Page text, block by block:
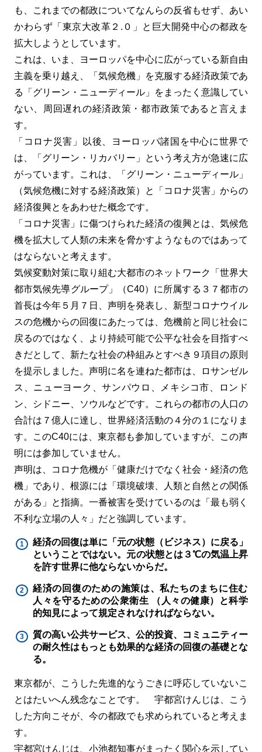
も、これまでの都政についてなんらの反省もせず、あい
かわらず「東京大改革２.０」と巨大開発中心の都政を
拡大しようとしています。
これは、いま、ヨーロッパを中心に広がっている新自由
主義を乗り越え、「気候危機」を克服する経済政策であ
る「グリーン・ニューディール」をまったく意識してい
ない、周回遅れの経済政策・都市政策であると言えま
す。
「コロナ災害」以後、ヨーロッパ諸国を中心に世界で
は、「グリーン・リカバリー」という考え方が急速に広
がっています。これは、「グリーン・ニューディール」
（気候危機に対する経済政策）と「コロナ災害」からの
経済復興とをあわせた概念です。
「コロナ災害」に傷つけられた経済の復興とは、気候危
機を拡大して人類の未来を脅かすようなものではあって
はならないと考えます。
気候変動対策に取り組む大都市のネットワーク「世界大
都市気候先導グループ」（C40）に所属する３７都市の
首長は今年５月７日、声明を発表し、新型コロナウイル
スの危機からの回復にあたっては、危機前と同じ社会に
戻るのではなく、より持続可能で公平な社会を目指すべ
きだとして、新たな社会の枠組みとすべき９項目の原則
を提示しました。声明に名を連ねた都市は、ロサンゼル
ス、ニューヨーク、サンパウロ、メキシコ市、ロンド
ン、シドニー、ソウルなどです。これらの都市の人口の
合計は７億人に達し、世界経済活動の４分の１になりま
す。このC40には、東京都も参加していますが、この声
明には参加していません。
声明は、コロナ危機が「健康だけでなく社会・経済の危
機」であり、根源には「環境破壊、人類と自然との関係
がある」と指摘。一番被害を受けているのは「最も弱く
不利な立場の人々」だと強調しています。
経済の回復は単に「元の状態（ビジネス）に戻る」
ということではない。元の状態とは３℃の気温上昇
を許す世界に他ならないからだ。
経済の回復のための施策は、私たちのまちに住む
人々を守るための公衆衛生 （人々の健康）と科学
的知見によって規定されなければならない。
質の高い公共サービス、公的投資、コミュニティー
の耐久性はもっとも効果的な経済の回復の基礎とな
る。
東京都が、こうした先進的なうごきに呼応していないこ
とはたいへん残念なことです。 宇都宮けんじは、こう
した方向こそが、今の都政でも求められていると考えま
す。
宇都宮けんじは、小池都知事がまったく関心を示してい